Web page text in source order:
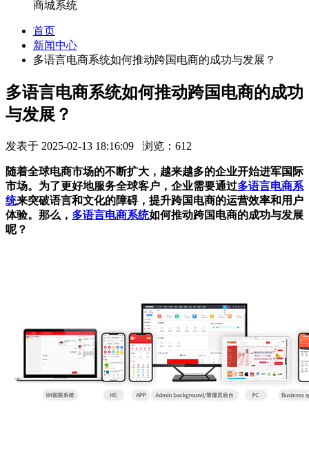
商城系统
首页
新闻中心
多语言电商系统如何推动跨国电商的成功与发展？
多语言电商系统如何推动跨国电商的成功
与发展？
发表于 2025-02-13 18:16:09 浏览：612
随着全球电商市场的不断扩大，越来越多的企业开始进军国际
市场。为了更好地服务全球客户，企业需要通过多语言电商系
统来突破语言和文化的障碍，提升跨国电商的运营效率和用户
体验。那么， 多语言电商系统如何推动跨国电商的成功与发展
呢？